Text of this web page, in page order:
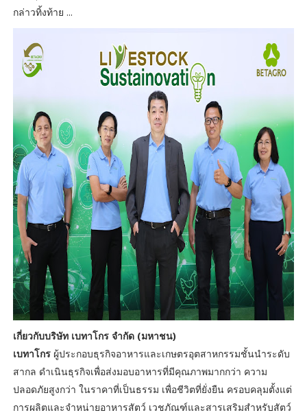
กล่าวทิ้งท้าย ...
เกี่ยวกับบริษัท เบทาโกร จำกัด (มหาชน)
เบทาโกรผู้ประกอบธุรกิจอาหารและเกษตรอุตสาหกรรมชั้นนำระดับ
สากล ดำเนินธุรกิจเพื่อส่งมอบอาหารที่มีคุณภาพมากกว่า ความ
ปลอดภัยสูงกว่า ในราคาที่เป็นธรรม เพื่อชีวิตที่ยั่งยืน ครอบคลุมตั้งแต่
การผลิตและจำหน่ายอาหารสัตว์ เวชภัณฑ์และสารเสริมสำหรับสัตว์